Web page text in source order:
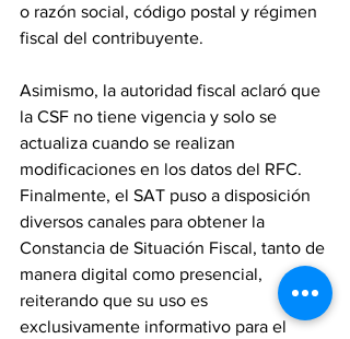
o razón social, código postal y régimen
fiscal del contribuyente.
Asimismo, la autoridad fiscal aclaró que
la CSF no tiene vigencia y solo se
actualiza cuando se realizan
modificaciones en los datos del RFC.
Finalmente, el SAT puso a disposición
diversos canales para obtener la
Constancia de Situación Fiscal, tanto de
manera digital como presencial,
reiterando que su uso es
exclusivamente informativo para el